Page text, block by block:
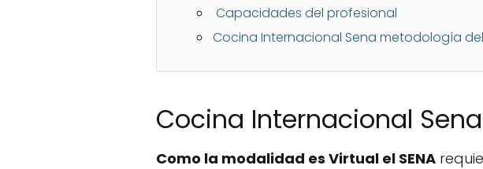
Capacidades del profesional
Cocina Internacional Sena metodología
Cocina Internacional
Como la modalidad es Virtual el SENA